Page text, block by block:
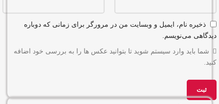
ذخیره نام، ایمیل و وبسایت من در مرورگر برای زمانی که دوباره
دیدگاهی می‌نویسم.
شما باید وارد سیستم شوید تا بتوانید عکس ها را به بررسی خود اضافه
کنید.